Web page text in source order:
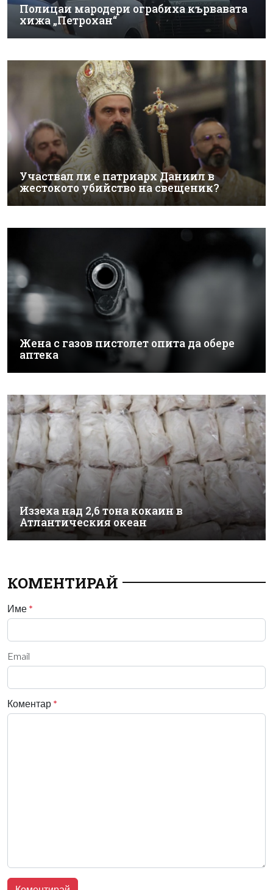
Полицаи мародери ограбиха кървавата
хижа „Петрохан“
Участвал ли е патриарх Даниил в
жестокото убийство на свещеник?
Жена с газов пистолет опита да обере
аптека
Иззеха над 2,6 тона кокаин в
Атлантическия океан
КОМЕНТИРАЙ
Име *
Email
Коментар *